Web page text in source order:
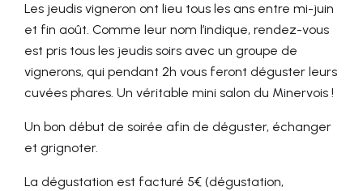
Les jeudis vigneron ont lieu tous les ans entre mi-juin
et fin août. Comme leur nom l’indique, rendez-vous
est pris tous les jeudis soirs avec un groupe de
vignerons, qui pendant 2h vous feront déguster leurs
cuvées phares. Un véritable mini salon du Minervois !
Un bon début de soirée afin de déguster, échanger
et grignoter.
La dégustation est facturé 5€ (dégustation,